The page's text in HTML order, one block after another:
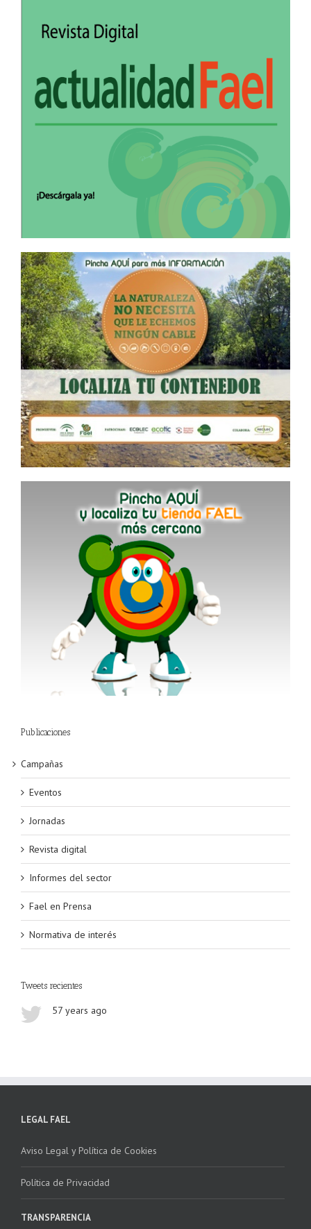
Publicaciones
Campañas
Eventos
Jornadas
Revista digital
Informes del sector
Fael en Prensa
Normativa de interés
Tweets recientes
57 years ago
LEGAL FAEL
Aviso Legal y Política de Cookies
Política de Privacidad
TRANSPARENCIA